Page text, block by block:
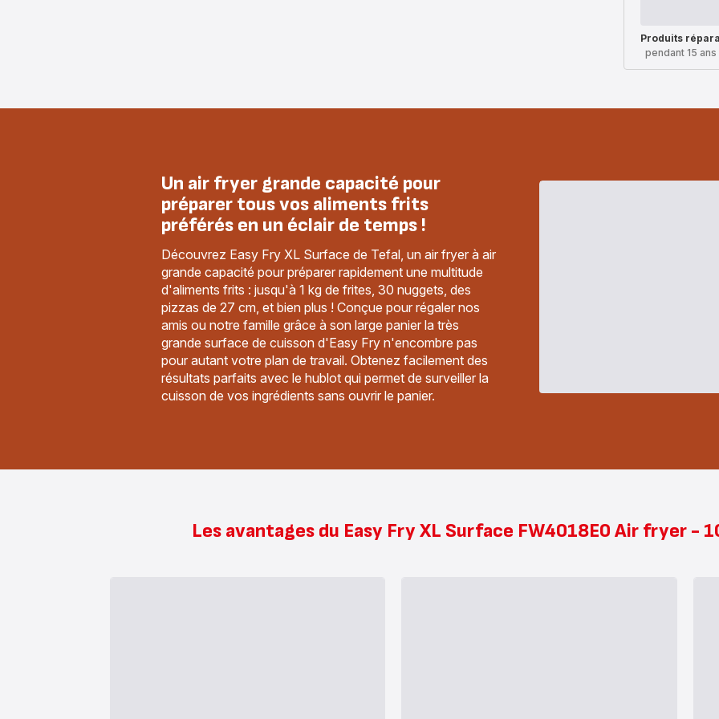
Produits
pendant 15 ans
Un air fryer grande capacité pour
préparer tous vos aliments frits
préférés en un éclair de temps !
Découvrez Easy Fry XL Surface de Tefal, un air fryer à air
grande capacité pour préparer rapidement une multitude
d'aliments frits : jusqu'à 1 kg de frites, 30 nuggets, des
pizzas de 27 cm, et bien plus ! Conçue pour régaler nos
amis ou notre famille grâce à son large panier la très
grande surface de cuisson d'Easy Fry n'encombre pas
pour autant votre plan de travail. Obtenez facilement des
résultats parfaits avec le hublot qui permet de surveiller la
cuisson de vos ingrédients sans ouvrir le panier.
Les avantages du Easy Fry XL Surface FW4018E0 Air fryer -